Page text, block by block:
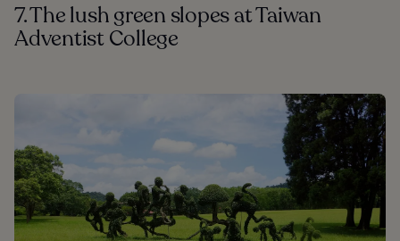
7. The lush green slopes at Taiwan
Adventist College